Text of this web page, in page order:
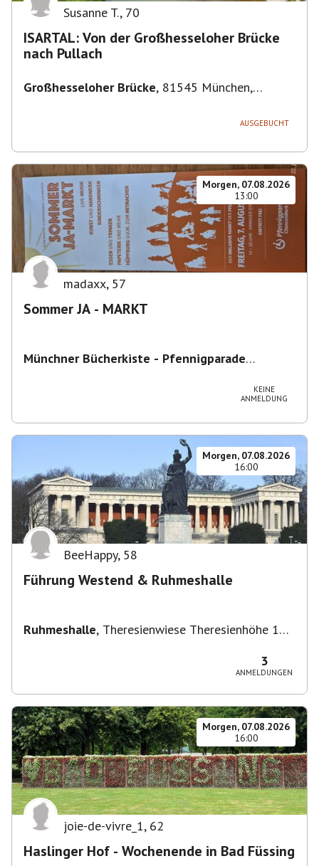
Susanne T., 70
ISARTAL: Von der Großhesseloher Brücke
nach Pullach
Großhesseloher Brücke, 81545 München,
AUSGEBUCHT
Morgen, 07.08.2026
13:00
madaxx, 57
Sommer JA - MARKT
Münchner Bücherkiste - Pfennigparade
KEINE
ANMELDUNG
Morgen, 07.08.2026
16:00
BeeHappy, 58
Führung Westend & Ruhmeshalle
Ruhmeshalle, Theresienwiese Theresienhöhe 16,
3
ANMELDUNGEN
Morgen, 07.08.2026
16:00
joie-de-vivre_1, 62
Haslinger Hof - Wochenende in Bad Füssing